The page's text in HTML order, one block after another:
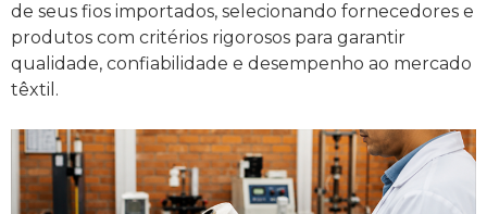
de seus fios importados, selecionando fornecedores e
produtos com critérios rigorosos para garantir
qualidade, confiabilidade e desempenho ao mercado
têxtil.